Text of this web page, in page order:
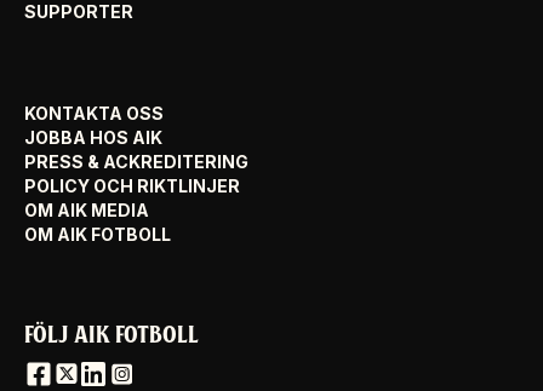
SUPPORTER
KONTAKTA OSS
JOBBA HOS AIK
PRESS & ACKREDITERING
POLICY OCH RIKTLINJER
OM AIK MEDIA
OM AIK FOTBOLL
FÖLJ AIK FOTBOLL